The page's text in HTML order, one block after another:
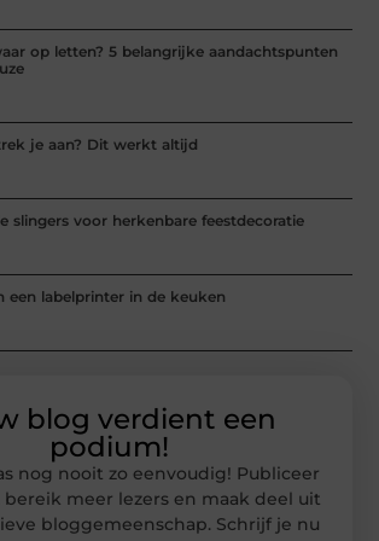
op letten? 5 belangrijke aandachtspunten
je aan? Dit werkt altijd
slingers voor herkenbare feestdecoratie
een labelprinter in de keuken
blog verdient een
podium!
nog nooit zo eenvoudig! Publiceer
meer lezers en maak deel uit
bloggemeenschap. Schrijf je nu